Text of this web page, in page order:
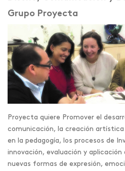
Grupo Proyecta
Proyecta quiere Promover el
comunicación, la creación
en la pedagogía, los procesos de
innovación, evaluación y
nuevas formas de expresión,